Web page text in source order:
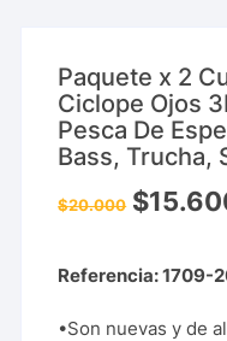
Paquete x 2
Ciclope Ojos
Pesca De
Bass, Trucha,
$20.000 $
Referencia: 1709-
•Son nuevas y de